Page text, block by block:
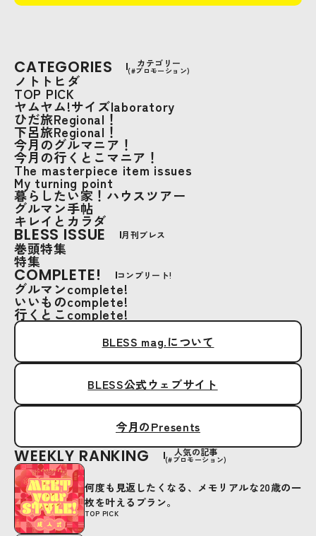
CATEGORIES カテゴリー
(#プロモーション)
ノトトヒダ
TOP PICK
ヤムヤム!サイズlaboratory
ひだ旅Regional！
下呂旅Regional！
今月のグルマニア！
今月の行くとこマニア！
The masterpiece item issues
My turning point
暮らしたい家！ハウスツアー
グルマン手帖
キレイとカラダ
BLESS ISSUE 月刊ブレス
巻頭特集
特集
COMPLETE! コンプリート!
グルマンcomplete!
いいものcomplete!
行くとこcomplete!
BLESS mag.について
BLESS公式ウェブサイト
今月のPresents
WEEKLY RANKING 人気の記事
(#プロモーション)
TOP PICK
何度も見返したくなる、メモリアルな20歳の一
枚を叶えるプラン。